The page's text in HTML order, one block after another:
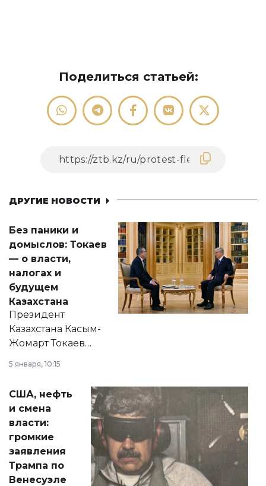
Поделиться статьей:
ДРУГИЕ НОВОСТИ
Без паники и
домыслов: Токаев
— о власти,
налогах и
будущем
Казахстана
Президент
Казахстана Касым-
Жомарт Токаев
сразу несколько
актуальных тем —
от слухов о
политических
реформах до
вопросов армии,
экономики и
личного здоровья.
5 января, 10:15
США, нефть
и смена
власти:
громкие
заявления
Трампа по
Венесуэле